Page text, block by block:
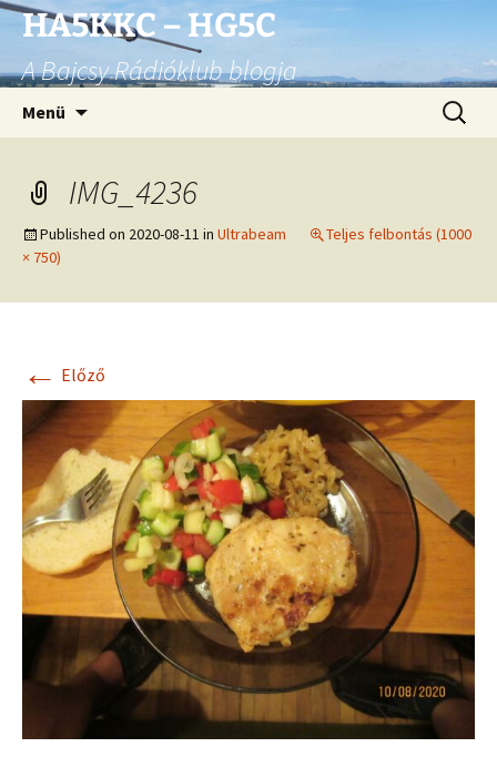
Ugrás
tartalomhoz
HA5KKC – HG5C
A Bajcsy Rádióklub blogja
Menü
IMG_4236
Published on 2020-08-11 in Ultrabeam
Teljes felbontás (1000
× 750)
← Előző